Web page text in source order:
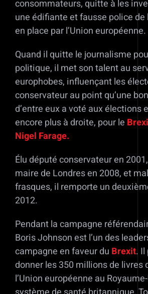
consommateurs, quitte à les
une édifiante et fausse police
en place par l’Union européenne.
Quand il quitte le journalisme
politique, il met son talent au
europhobes, influençant les
conservateur au point qu’une
d’entre eux a voté aux élections
encore plus à droite, pour le
Nigel Farage.
Élu député conservateur en
maire de Londres en 2008, et
frasques, il remporte un
2012.
Pendant la campagne
Boris Johnson est l’un des
campagne en faveur du Brexit.
donner les 350 millions de livres
l’Union européenne au